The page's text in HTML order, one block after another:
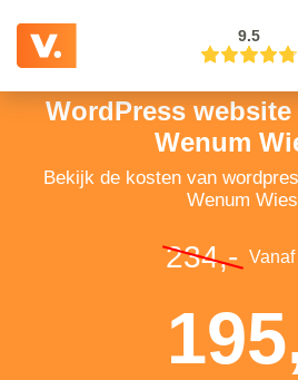
9.5
WordPress
Wenum
Bekijk de kosten van
Wenum
234,-